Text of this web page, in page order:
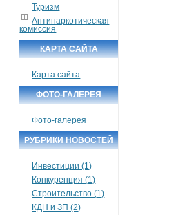
Туризм
Антинаркотическая
комиссия
КАРТА САЙТА
Карта сайта
ФОТО-ГАЛЕРЕЯ
Фото-галерея
РУБРИКИ НОВОСТЕЙ
Инвестиции (1)
Конкуренция (1)
Строительство (1)
КДН и ЗП (2)